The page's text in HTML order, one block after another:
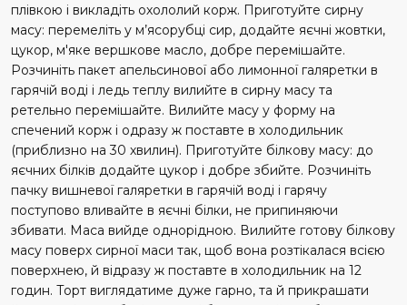
плівкою і викладіть охололий корж. Приготуйте сирну
масу: перемеліть у м’ясорубці сир, додайте яєчні жовтки,
цукор, м'яке вершкове масло, добре перемішайте.
Розчиніть пакет апельсинової або лимонної галяретки в
гарячій воді і ледь теплу вилийте в сирну масу та
ретельно перемішайте. Вилийте масу у форму на
спечений корж і одразу ж поставте в холодильник
(приблизно на 30 хвилин). Приготуйте білкову масу: до
яєчних білків додайте цукор і добре збийте. Розчиніть
пачку вишневої галяретки в гарячій воді і гарячу
поступово вливайте в яєчні білки, не припиняючи
збивати. Маса вийде однорідною. Вилийте готову білкову
масу поверх сирної маси так, щоб вона розтікалася всією
поверхнею, й відразу ж поставте в холодильник на 12
годин. Торт виглядатиме дуже гарно, та й прикрашати